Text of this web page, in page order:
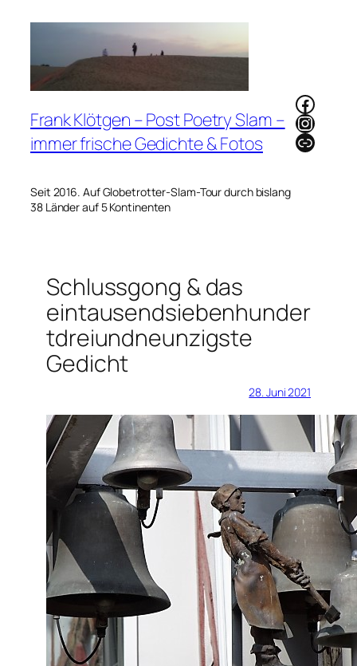
Frank Klötgen – Post Poetry Slam –
immer frische Gedichte & Fotos
Seit 2016. Auf Globetrotter-Slam-Tour durch bislang
38 Länder auf 5 Kontinenten
Link
Schlussgong & das
eintausendsiebenhunder
tdreiundneunzigste
Gedicht
28. Juni 2021